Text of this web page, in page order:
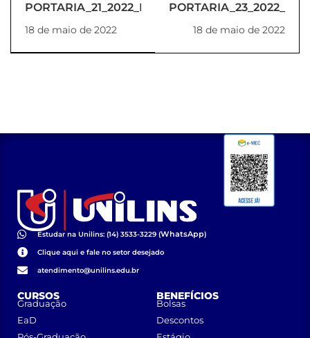
PORTARIA_21_2022_REITORIA
18 de maio de 2022 18 de maio de 2022
Estudar na Unilins: (14) 3533-3229 (WhatsApp)
Clique aqui e fale no setor desejado
atendimento@unilins.edu.br
CURSOS
Graduação
EaD
BENEFÍCIOS
Bolsas
Descontos